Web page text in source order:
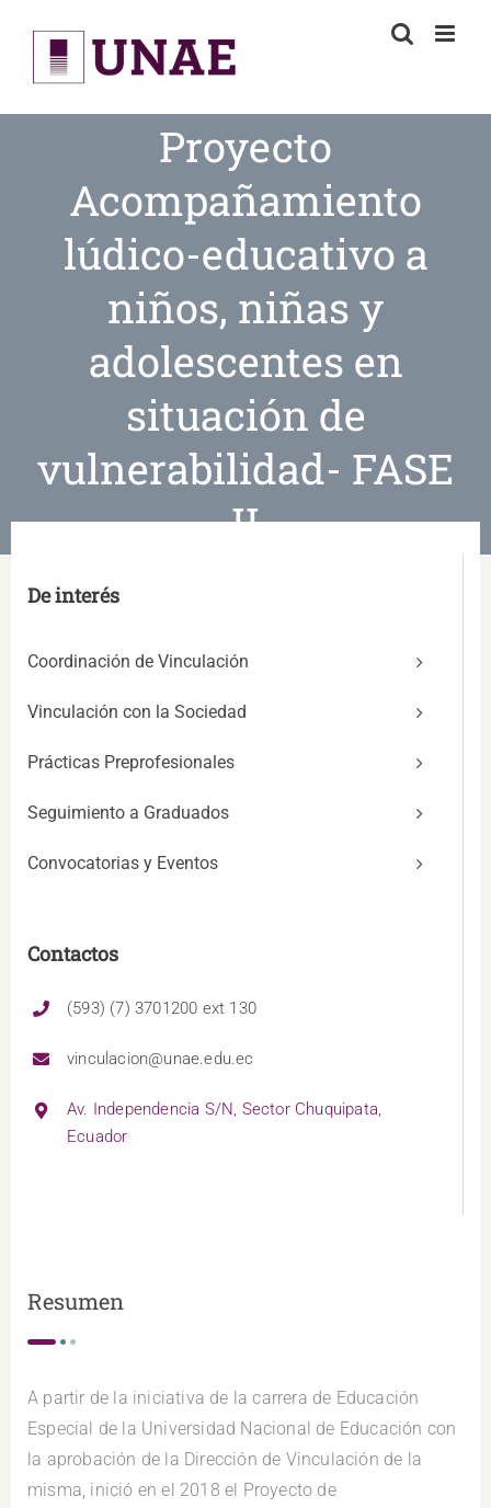
content
Proyecto
Acompañamiento
lúdico-educativo a
niños, niñas y
adolescentes en
situación de
vulnerabilidad- FASE
II
De interés
Coordinación de Vinculación
Vinculación con la Sociedad
Prácticas Preprofesionales
Seguimiento a Graduados
Convocatorias y Eventos
Contactos
(593) (7) 3701200 ext 130
vinculacion@unae.edu.ec
Av. Independencia S/N, Sector Chuquipata,
Ecuador
Resumen
A partir de la iniciativa de la carrera de Educación
Especial de la Universidad Nacional de Educación con
la aprobación de la Dirección de Vinculación de la
misma, inició en el 2018 el Proyecto de